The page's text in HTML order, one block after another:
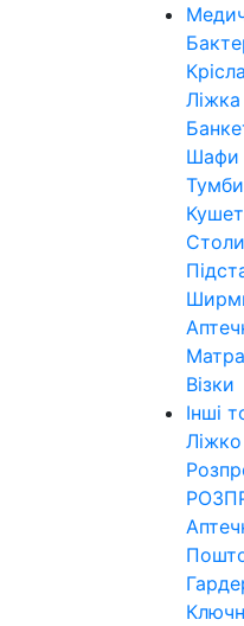
Крісла
Ліжка
Шафи
Тумби
Візки
Інші